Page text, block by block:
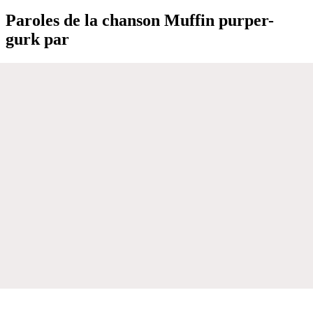
Paroles de la chanson Muffin purper-
gurk par